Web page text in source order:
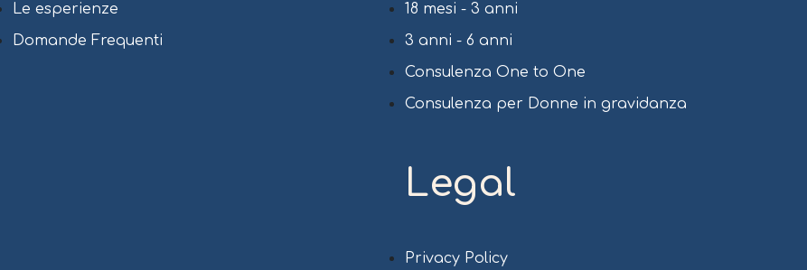
Le esperienze
Domande Frequenti
18 mesi - 3 anni
3 anni - 6 anni
Consulenza One to One
Consulenza per Donne in gravidanza
Legal
Privacy Policy